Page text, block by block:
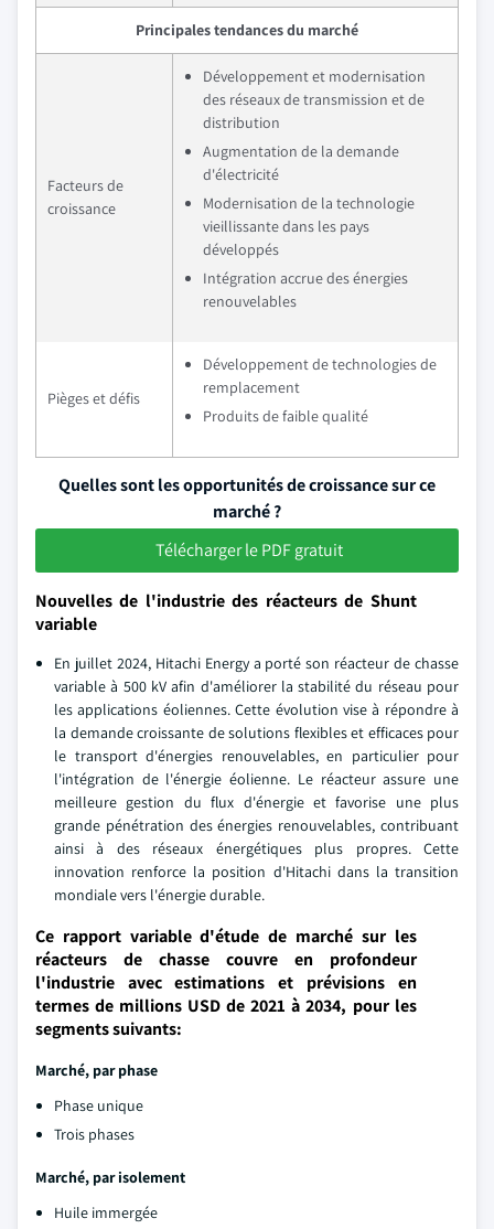
Principales tendances du marché
Facteurs de
croissance
Développement et modernisation
des réseaux de transmission et de
distribution
Augmentation de la demande
d'électricité
Modernisation de la technologie
vieillissante dans les pays
développés
Intégration accrue des énergies
renouvelables
Pièges et défis
Développement de technologies de
remplacement
Produits de faible qualité
Quelles sont les opportunités de croissance sur ce
marché ?
Télécharger le PDF gratuit
Nouvelles de l'industrie des réacteurs de Shunt
variable
En juillet 2024, Hitachi Energy a porté son réacteur de chasse
variable à 500 kV afin d'améliorer la stabilité du réseau pour
les applications éoliennes. Cette évolution vise à répondre à
la demande croissante de solutions flexibles et efficaces pour
le transport d'énergies renouvelables, en particulier pour
l'intégration de l'énergie éolienne. Le réacteur assure une
meilleure gestion du flux d'énergie et favorise une plus
grande pénétration des énergies renouvelables, contribuant
ainsi à des réseaux énergétiques plus propres. Cette
innovation renforce la position d'Hitachi dans la transition
mondiale vers l'énergie durable.
Ce rapport variable d'étude de marché sur les
réacteurs de chasse couvre en profondeur
l'industrie avec estimations et prévisions en
termes de millions USD de 2021 à 2034, pour les
segments suivants:
Marché, par phase
Phase unique
Trois phases
Marché, par isolement
Huile immergée